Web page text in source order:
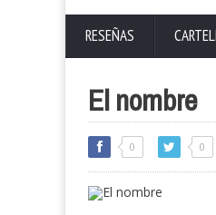
RESEÑAS
El nombre
0 0